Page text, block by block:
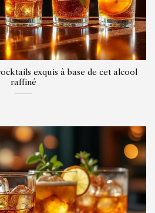
exquis à base de cet alcool
raffiné